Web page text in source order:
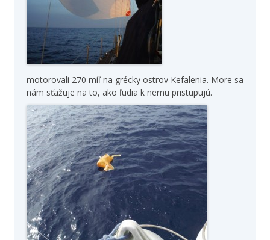
motorovali 270 míľ na grécky ostrov Kefalenia. More sa
nám sťažuje na to, ako ľudia k nemu pristupujú.